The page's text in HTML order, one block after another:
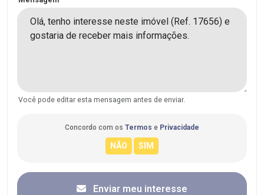
Você pode editar esta mensagem antes de enviar.
Concordo com os Termos e Privacidade
Enviar meu interesse